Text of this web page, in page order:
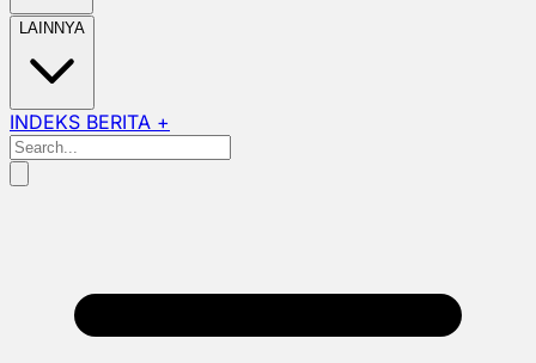
LAINNYA
INDEKS BERITA +